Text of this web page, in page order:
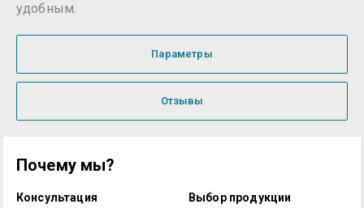
удобным.
Параметры
Отзывы
Почему мы?
Консультация
Выбор продукции